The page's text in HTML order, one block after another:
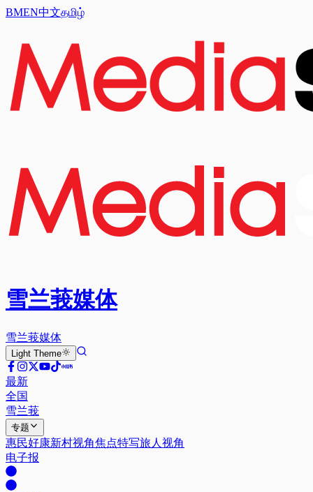
BMEN中文தமிழ்
雪兰莪媒体
雪兰莪媒体
Light Theme
最新
全国
雪兰莪
专题
惠民好康新村视角焦点特写旅人视角
电子报